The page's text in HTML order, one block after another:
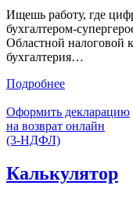
Ищешь работу, где
бухгалтером-
Областной налоговой
бухгалтерия…
Подробнее
Оформить декларацию
на возврат онлайн
(3-НДФЛ)
Калькулятор